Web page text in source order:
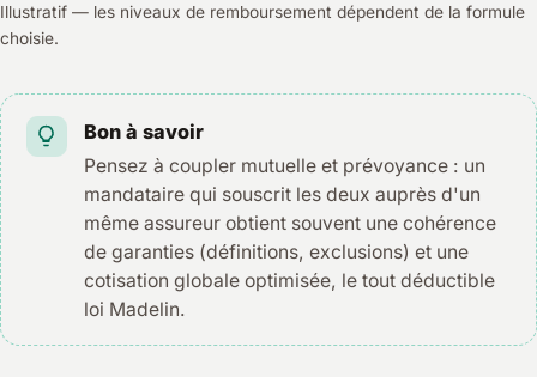
Illustratif — les niveaux de remboursement dépendent de la formule
choisie.
Bon à savoir
Pensez à coupler mutuelle et prévoyance : un
mandataire qui souscrit les deux auprès d'un
même assureur obtient souvent une cohérence
de garanties (définitions, exclusions) et une
cotisation globale optimisée, le tout déductible
loi Madelin.